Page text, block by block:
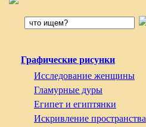
Графические рисунки
Исследование женщины
Гламурные дуры
Египет и египтянки
Искривление пространства